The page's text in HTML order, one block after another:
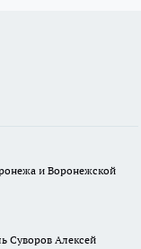
и Воронежской
Суворов Алексей